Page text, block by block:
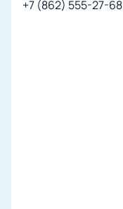
+7 (862) 555-27-68